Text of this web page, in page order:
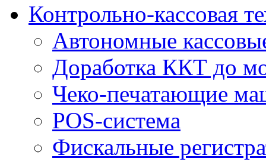
Контрольно-кассовая
Автономные
Доработка ККТ до
Чеко-печатающие
POS-система
Фискальные